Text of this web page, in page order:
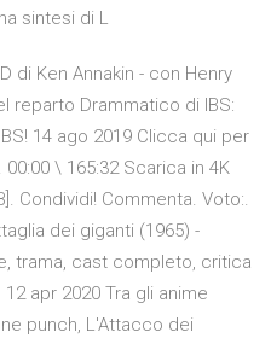
sintesi di L
di Ken Annakin - con Henry
reparto Drammatico di IBS:
14 ago 2019 Clicca qui per
\ 165:32 Scarica in 4K
Condividi! Commenta. Voto:.
dei giganti (1965) -
trama, cast completo, critica
apr 2020 Tra gli anime
punch, L'Attacco dei